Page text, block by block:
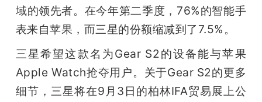
域的领先者。在今年第二季度，76%的智能手
表来自苹果，而三星的份额缩减到了7.5%。
三星希望这款名为Gear S2的设备能与苹果
Apple Watch抢夺用户。关于Gear S2的更多
细节，三星将在9月3日的柏林IFA贸易展上公